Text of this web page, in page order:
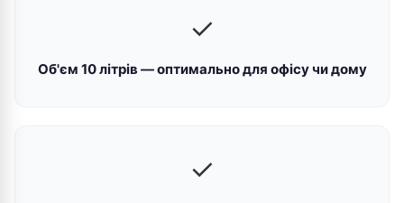
✓
Об'єм 10 літрів — оптимально для офісу чи дому
✓